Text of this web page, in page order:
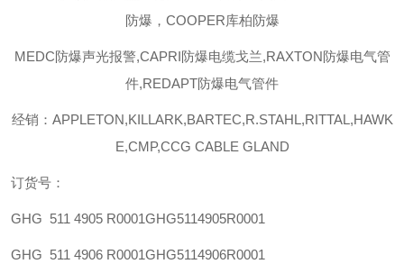
防爆，COOPER库柏防爆
MEDC防爆声光报警,CAPRI防爆电缆戈兰,RAXTON防爆电气管
件,REDAPT防爆电气管件
经销：APPLETON,KILLARK,BARTEC,R.STAHL,RITTAL,HAWK
E,CMP,CCG CABLE GLAND
订货号：
GHG 511 4905 R0001GHG5114905R0001
GHG 511 4906 R0001GHG5114906R0001